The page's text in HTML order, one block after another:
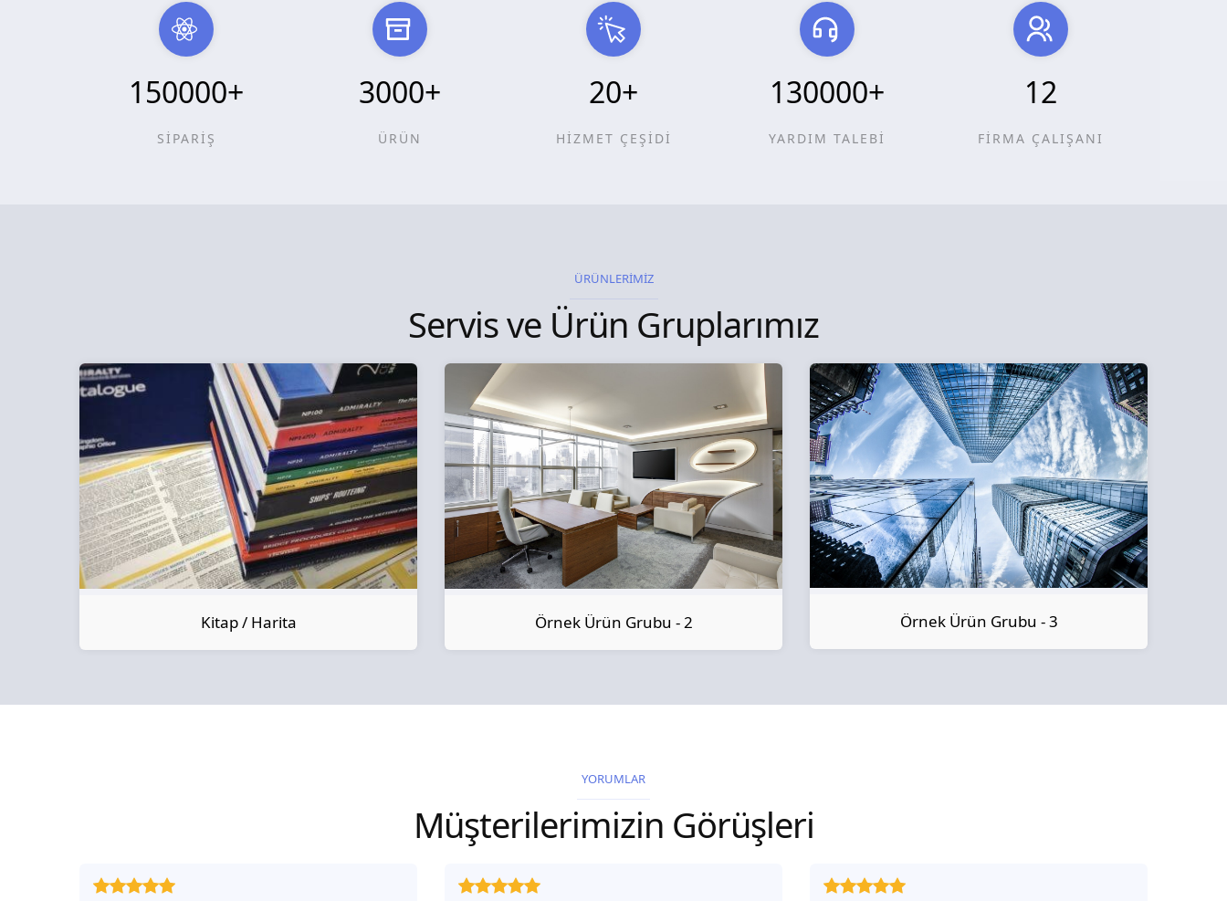
150000+
SİPARİŞ
3000+
ÜRÜN
20+
HİZMET ÇEŞİDİ
130000+
YARDIM TALEBİ
12
FİRMA ÇALIŞANI
ÜRÜNLERİMİZ
Servis ve Ürün Gruplarımız
Kitap / Harita Örnek Ürün Grubu - 2 Örnek Ürün Grubu - 3
YORUMLAR
Müşterilerimizin Görüşleri